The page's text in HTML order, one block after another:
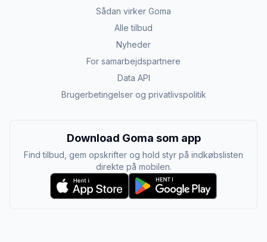
Sådan virker Goma
Alle tilbud
Nyheder
For samarbejdspartnere
Data API
Brugerbetingelser og privatlivspolitik
Download Goma som app
Find tilbud, gem opskrifter og hold styr på indkøbslisten
direkte på mobilen.